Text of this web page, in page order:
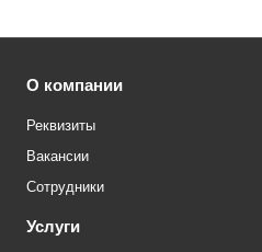
О компании
Реквизиты
Вакансии
Сотрудники
Услуги